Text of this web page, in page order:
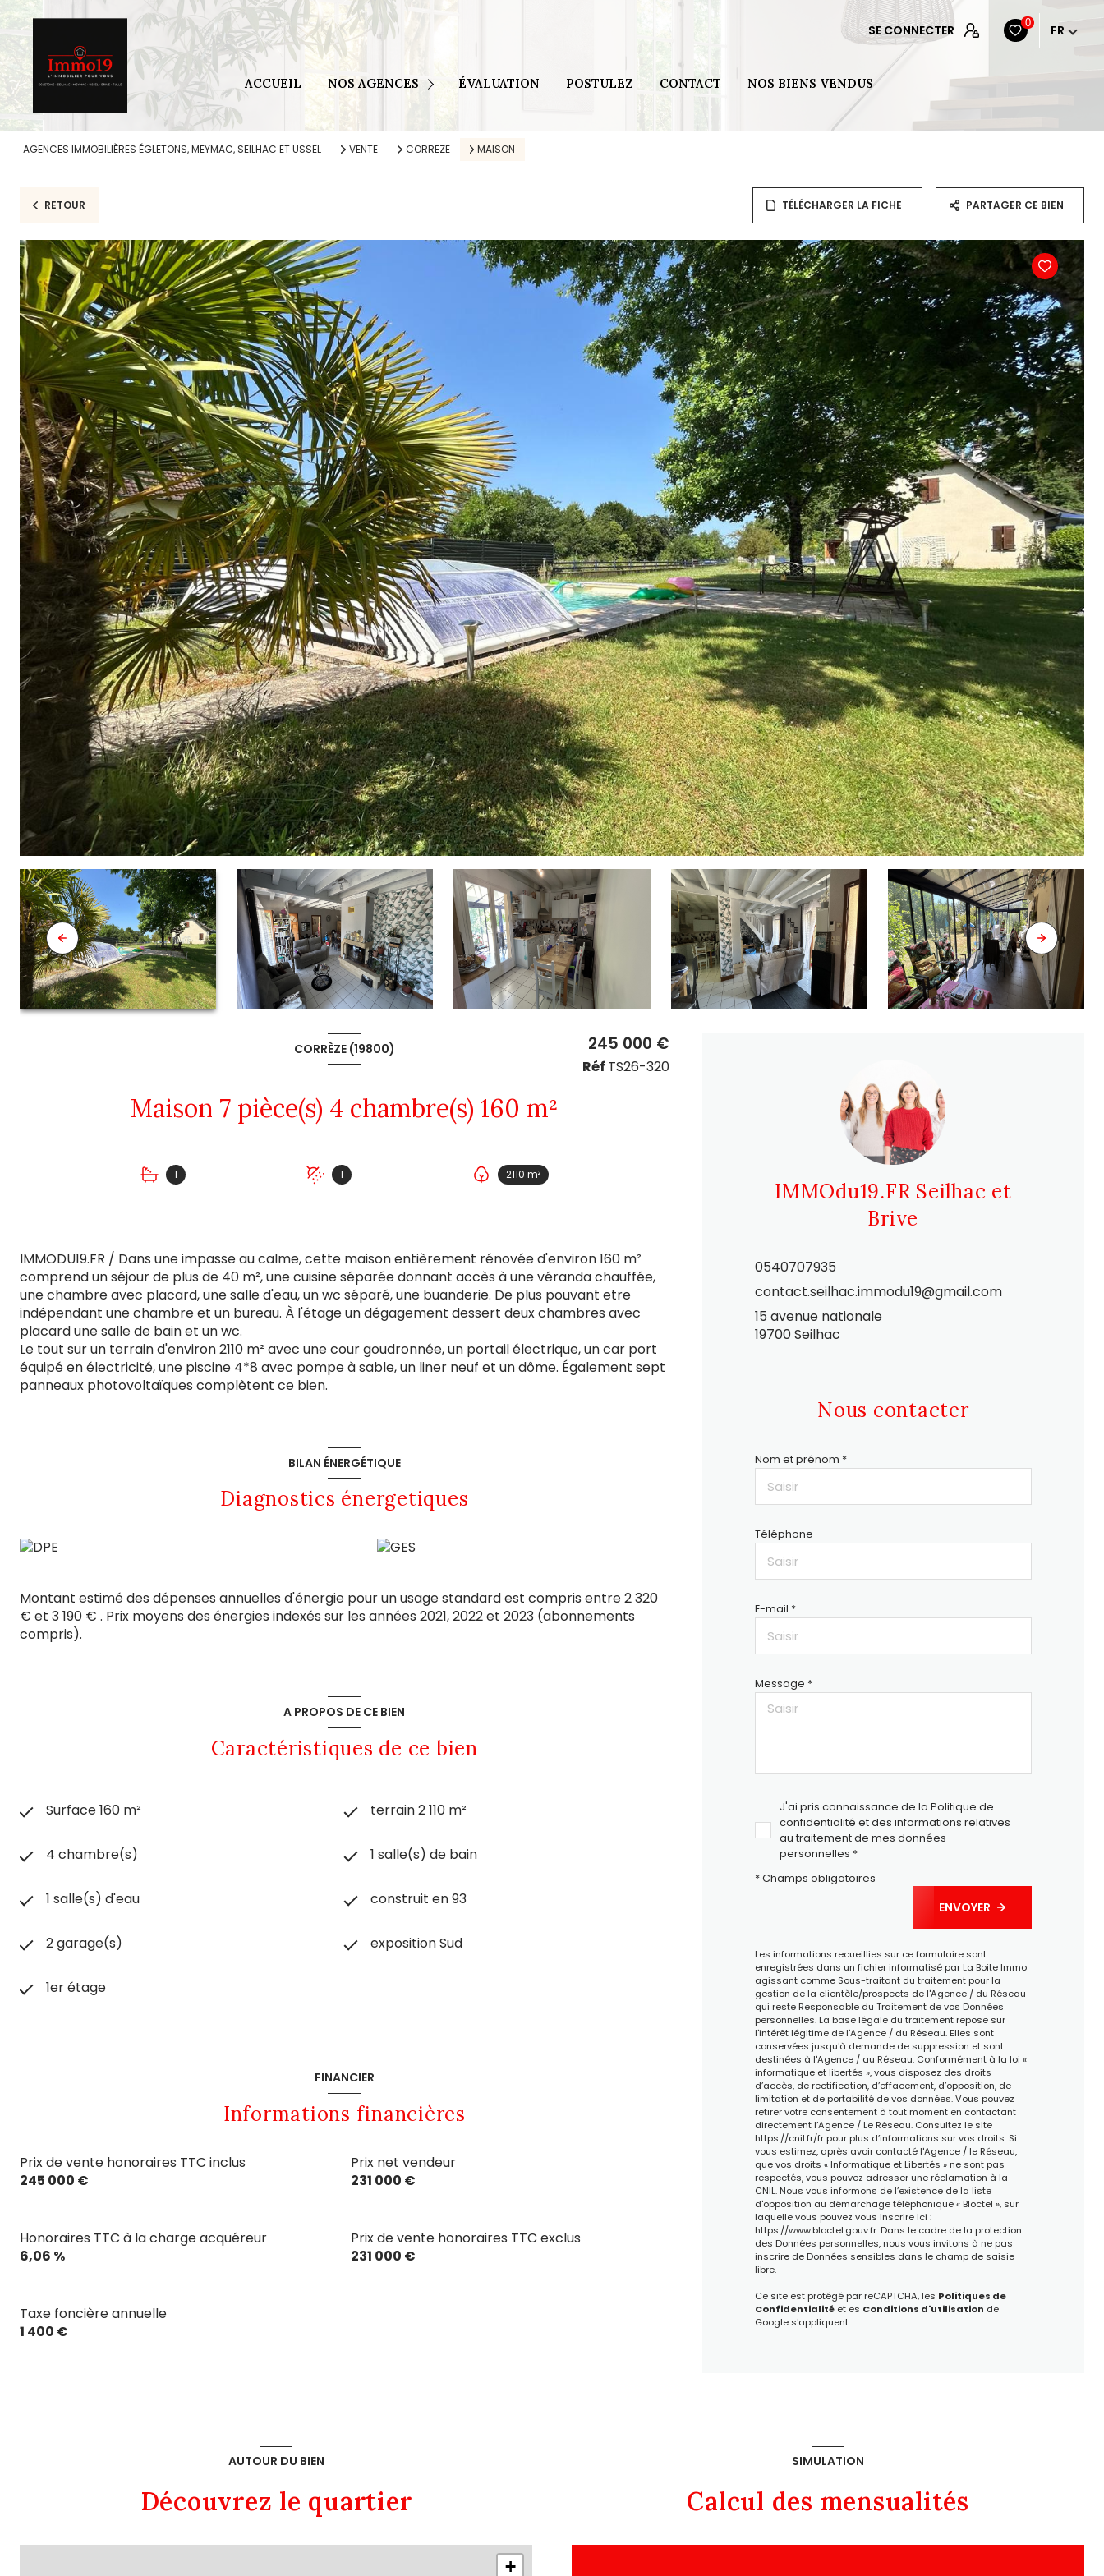
SE CONNECTER 0 FR
ACCUEIL NOS AGENCES
Secteur Egletons et Tulle
Secteur Seilhac et Brive
Secteur Ussel
Secteur Meymac
ÉVALUATION POSTULEZ CONTACT NOS BIENS VENDUS
AGENCES IMMOBILIÈRES ÉGLETONS, MEYMAC, SEILHAC ET USSEL VENTE CORREZE MAISON
RETOUR TÉLÉCHARGER LA FICHE PARTAGER CE BIEN
CORRÈZE (19800)
Maison 7 pièce(s) 4 chambre(s) 160 m²
1 1 2110 m²
245 000 €
Réf TS26-320
IMMODU19.FR / Dans une impasse au calme, cette maison entièrement rénovée d'environ 160 m²
comprend un séjour de plus de 40 m², une cuisine séparée donnant accès à une véranda chauffée,
une chambre avec placard, une salle d'eau, un wc séparé, une buanderie. De plus pouvant etre
indépendant une chambre et un bureau. À l'étage un dégagement dessert deux chambres avec
placard une salle de bain et un wc.
Le tout sur un terrain d'environ 2110 m² avec une cour goudronnée, un portail électrique, un car port
équipé en électricité, une piscine 4*8 avec pompe à sable, un liner neuf et un dôme. Également sept
panneaux photovoltaïques complètent ce bien.
BILAN ÉNERGÉTIQUE
Diagnostics énergetiques
Montant estimé des dépenses annuelles d'énergie pour un usage standard est compris entre 2 320
€ et 3 190 € . Prix moyens des énergies indexés sur les années 2021, 2022 et 2023 (abonnements
compris).
A PROPOS DE CE BIEN
Caractéristiques de ce bien
Surface 160 m² terrain 2 110 m²
4 chambre(s) 1 salle(s) de bain
1 salle(s) d'eau construit en 93
2 garage(s) exposition Sud
1er étage
FINANCIER
Informations financières
Prix de vente honoraires TTC inclus
245 000 €
Prix net vendeur
231 000 €
Prix de vente honoraires TTC exclus
231 000 €
Honoraires TTC à la charge acquéreur
6,06 %
Taxe foncière annuelle
1 400 €
IMMOdu19.FR Seilhac et
Brive
0540707935
contact.seilhac.immodu19@gmail.com
15 avenue nationale
19700 Seilhac
Nous contacter
Nom et prénom *
Téléphone
E-mail *
Message *
J'ai pris connaissance de la Politique de
confidentialité et des informations relatives
au traitement de mes données
personnelles *
* Champs obligatoires
ENVOYER
Les informations recueillies sur ce formulaire sont
enregistrées dans un fichier informatisé par La Boite Immo
agissant comme Sous-traitant du traitement pour la
gestion de la clientèle/prospects de l'Agence / du Réseau
qui reste Responsable du Traitement de vos Données
personnelles. La base légale du traitement repose sur
l'intérêt légitime de l'Agence / du Réseau. Elles sont
conservées jusqu'à demande de suppression et sont
destinées à l'Agence / au Réseau. Conformément à la loi «
informatique et libertés », vous disposez des droits
d’accès, de rectification, d’effacement, d’opposition, de
limitation et de portabilité de vos données. Vous pouvez
retirer votre consentement à tout moment en contactant
directement l’Agence / Le Réseau. Consultez le site
https://cnil.fr/frpour plus d’informations sur vos droits. Si
vous estimez, après avoir contacté l'Agence / le Réseau,
que vos droits « Informatique et Libertés » ne sont pas
respectés, vous pouvez adresser une réclamation à la
CNIL. Nous vous informons de l’existence de la liste
d'opposition au démarchage téléphonique « Bloctel », sur
laquelle vous pouvez vous inscrire ici :
https://www.bloctel.gouv.fr. Dans le cadre de la protection
des Données personnelles, nous vous invitons à ne pas
inscrire de Données sensibles dans le champ de saisie
libre.
Ce site est protégé par reCAPTCHA, les Politiques de
Confidentialitéet es Conditions d'utilisation de
Google s'appliquent.
AUTOUR DU BIEN
Découvrez le quartier
+
SIMULATION
Calcul des mensualités